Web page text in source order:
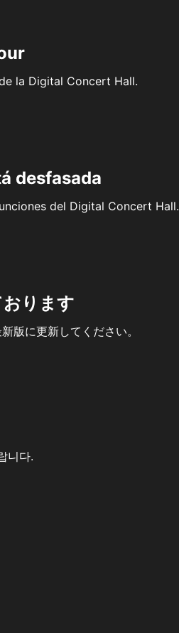
la Digital Concert Hall.
desfasada
del Digital Concert Hall.
ります
版に更新してください。
니다.